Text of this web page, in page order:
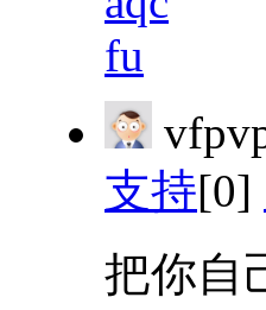
fu
支持[0]
把你自